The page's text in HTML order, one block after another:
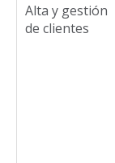
Alta y gestión
de clientes